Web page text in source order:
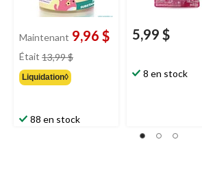
Maintenant 9,96 $
Était 13,99 $
Liquidation◊
88 en stock
5,99 $
8 en stock